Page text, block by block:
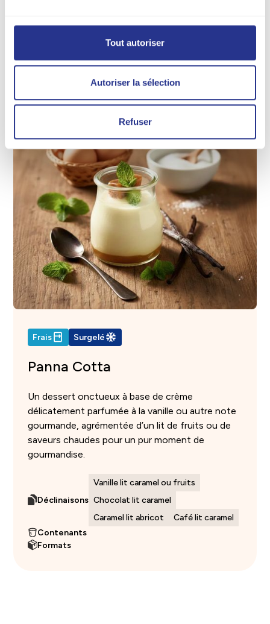
Tout autoriser
Autoriser la sélection
Refuser
Formats
Frais Surgelé
Panna Cotta
Un dessert onctueux à base de crème
délicatement parfumée à la vanille ou autre note
gourmande, agrémentée d’un lit de fruits ou de
saveurs chaudes pour un pur moment de
gourmandise.
Déclinaisons
Vanille lit caramel ou fruits
Chocolat lit caramel
Caramel lit abricot
Café lit caramel
Contenants
Formats